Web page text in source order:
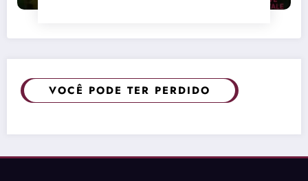
VOCÊ PODE TER PERDIDO